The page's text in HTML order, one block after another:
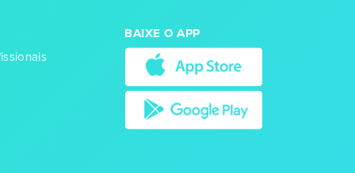
BAIXE O APP